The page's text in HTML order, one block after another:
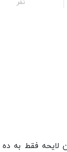
نفر
فقط به ده